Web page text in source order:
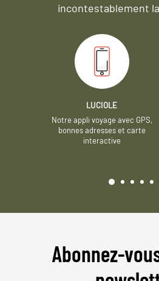
incontestablement
LUCIOLE
Notre appli voyage avec GPS,
bonnes adresses et carte
interactive
Abonnez-